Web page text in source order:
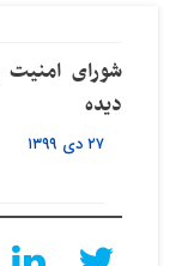
شورای
۲۷ دی ۱۳۹۹